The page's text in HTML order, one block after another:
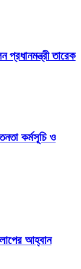
প্রধানমন্ত্রী তারেক
কর্মসূচি ও
আহ্বান